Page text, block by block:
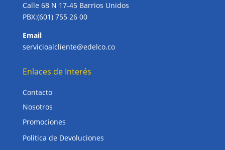
Calle 68 N 17-45 Barrios Unidos
PBX:(601) 755 26 00
Email
servicioalcliente@edelco.co
Enlaces de Interés
Contacto
Nosotros
Promociones
Politica de Devoluciones